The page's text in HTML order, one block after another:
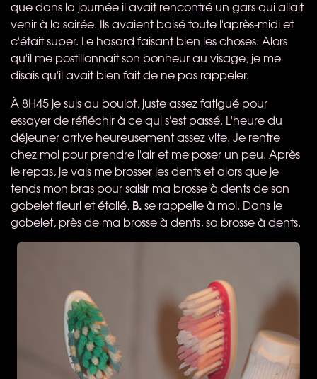
que dans la journée il avait rencontré un gars qui allait
venir à la soirée. Ils avaient baisé toute l'après-midi et
c'était super. Le hasard faisant bien les choses. Alors
qu'il me postillonnait son bonheur au visage, je me
disais qu'il avait bien fait de ne pas rappeler.
À 8H45 je suis au boulot, juste assez fatigué pour
essayer de réfléchir à ce qui s'est passé. L'heure du
déjeuner arrive heureusement assez vite. Je rentre
chez moi pour prendre l'air et me poser un peu. Après
le repas, je vais me brosser les dents et alors que je
tends mon bras pour saisir ma brosse à dents de son
gobelet fleuri et étoilé, B.se rappelle à moi. Dans le
gobelet, près de ma brosse à dents, sa brosse à dents.